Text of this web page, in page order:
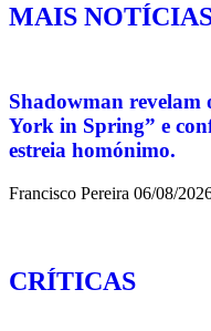
MAIS
Shadowman revelam
York in Spring” e
estreia homónimo.
Francisco Pereira 06/08/
CRÍTICAS